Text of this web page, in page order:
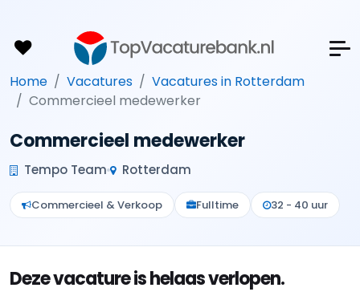
Home Vacatures
Vacatures in Rotterdam
Commercieel medewerker
Commercieel medewerker
Tempo Team Rotterdam
Commercieel & Verkoop Fulltime 32 - 40 uur
Deze vacature is helaas verlopen.